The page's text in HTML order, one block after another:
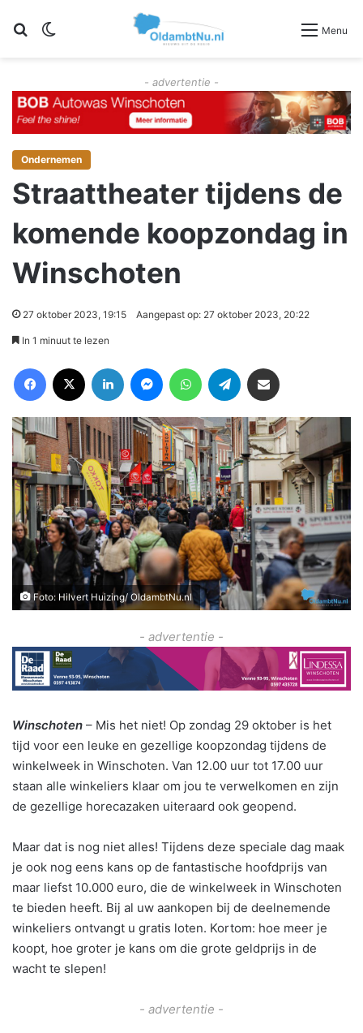
Zoeken Menu
- advertentie -
Ondernemen
Straattheater tijdens de
komende koopzondag in
Winschoten
27 oktober 2023, 19:15 Aangepast op: 27 oktober 2023, 20:22
In 1 minuut te lezen
Foto: Hilvert Huizing/ OldambtNu.nl
- advertentie -
Winschoten – Mis het niet! Op zondag 29 oktober is het
tijd voor een leuke en gezellige koopzondag tijdens de
winkelweek in Winschoten. Van 12.00 uur tot 17.00 uur
staan alle winkeliers klaar om jou te verwelkomen en zijn
de gezellige horecazaken uiteraard ook geopend.
Maar dat is nog niet alles! Tijdens deze speciale dag maak
je ook nog eens kans op de fantastische hoofdprijs van
maar liefst 10.000 euro, die de winkelweek in Winschoten
te bieden heeft. Bij al uw aankopen bij de deelnemende
winkeliers ontvangt u gratis loten. Kortom: hoe meer je
koopt, hoe groter je kans om die grote geldprijs in de
wacht te slepen!
- advertentie -